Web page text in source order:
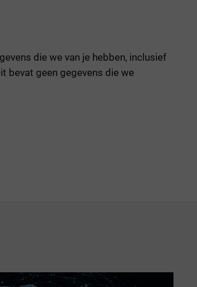
die we van je hebben, inclusief
bevat geen gegevens die we